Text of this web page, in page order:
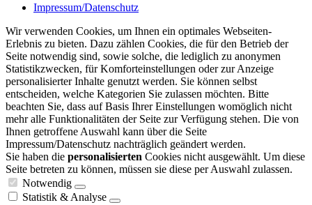
Impressum/Datenschutz
Wir verwenden Cookies, um Ihnen ein optimales Webseiten-
Erlebnis zu bieten. Dazu zählen Cookies, die für den Betrieb der
Seite notwendig sind, sowie solche, die lediglich zu anonymen
Statistikzwecken, für Komforteinstellungen oder zur Anzeige
personalisierter Inhalte genutzt werden. Sie können selbst
entscheiden, welche Kategorien Sie zulassen möchten. Bitte
beachten Sie, dass auf Basis Ihrer Einstellungen womöglich nicht
mehr alle Funktionalitäten der Seite zur Verfügung stehen. Die von
Ihnen getroffene Auswahl kann über die Seite
Impressum/Datenschutz nachträglich geändert werden.
Sie haben die personalisierten Cookies nicht ausgewählt. Um diese
Seite betreten zu können, müssen sie diese per Auswahl zulassen.
Notwendig
Statistik & Analyse